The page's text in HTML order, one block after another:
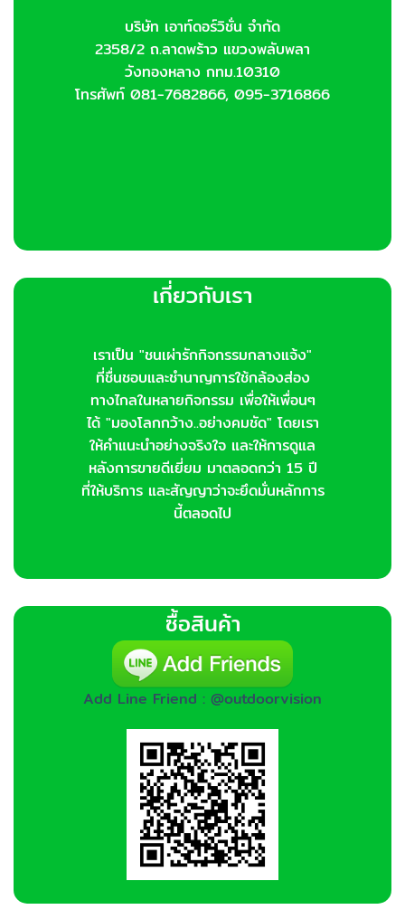
chosen
on
product
on
product
บริษัท เอาท์ดอร์วิชั่น จำกัด
2358/2 ถ.ลาดพร้าว แขวงพลับพลา
วังทองหลาง กทม.10310
โทรศัพท์ 081-7682866, 095-3716866
เกี่ยวกับเรา
เราเป็น "ชนเผ่ารักกิจกรรมกลางแจ้ง"
ที่ชื่นชอบและชำนาญการใช้กล้องส่อง
ทางไกลในหลายกิจกรรม เพื่อให้เพื่อนๆ
ได้ "มองโลกกว้าง..อย่างคมชัด" โดยเรา
ให้คำแนะนำอย่างจริงใจ และให้การดูแล
หลังการขายดีเยี่ยม มาตลอดกว่า 15 ปี
ที่ให้บริการ และสัญญาว่าจะยึดมั่นหลักการ
นี้ตลอดไป
ซื้อสินค้า
Add Line Friend : @outdoorvision